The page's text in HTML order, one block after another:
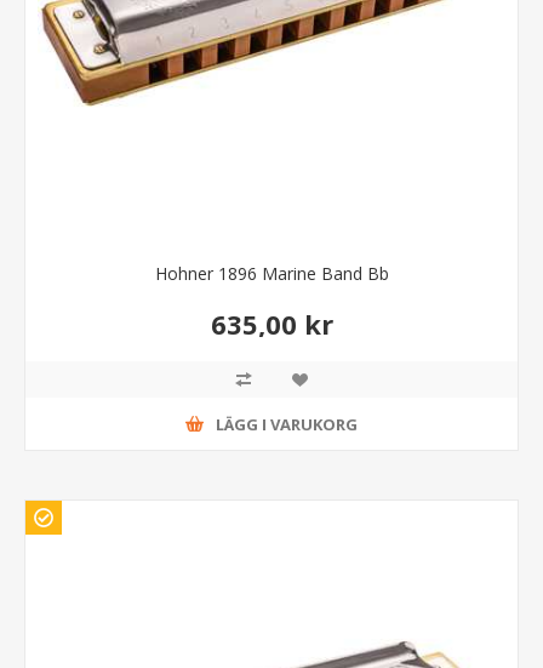
Hohner 1896 Marine Band Bb
635,00 kr
LÄGG I VARUKORG